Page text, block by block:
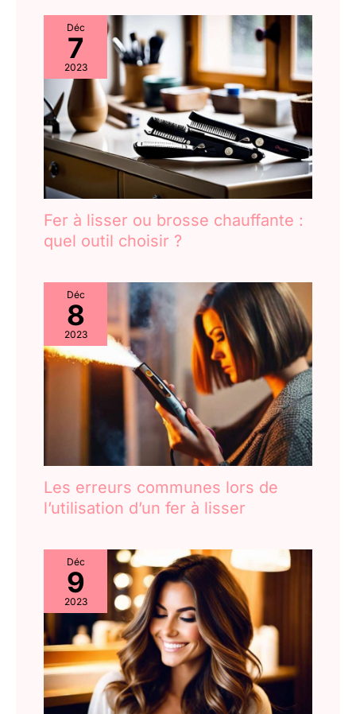
performance de
l'équipement stable,
prolonger la durée de vie
et réduire les coûts de
maintenance. La rotation
simultanée du cordon
d'alimentation peut
réduire l'enroulement et
faciliter le rangement.
Déc
7
2023
Fer à lisser ou brosse chauffante :
quel outil choisir ?
Déc
8
2023
Les erreurs communes lors de
l’utilisation d’un fer à lisser
Déc
9
2023